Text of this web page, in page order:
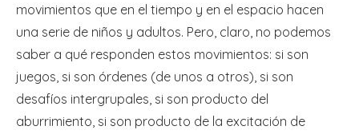
movimientos que en el tiempo y en el espacio hacen
una serie de niños y adultos. Pero, claro, no podemos
saber a qué responden estos movimientos: si son
juegos, si son órdenes (de unos a otros), si son
desafíos intergrupales, si son producto del
aburrimiento, si son producto de la excitación de